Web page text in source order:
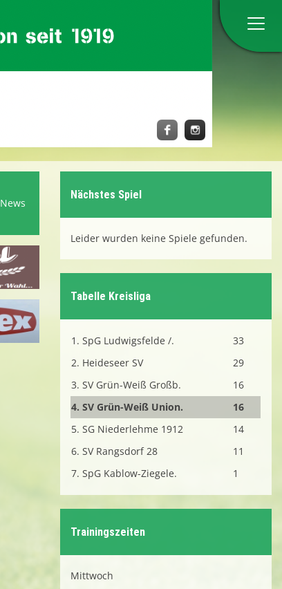
Home
Verein
Jugend
Verbände
Fan- und Trainingskleidung - Shop
News
Nächstes Spiel
Leider wurden keine Spiele gefunden.
Tabelle Kreisliga
1. SpG Ludwigsfelde /.
33
2. Heideseer SV
29
3. SV Grün-Weiß Großb.
16
4. SV Grün-Weiß Union.
16
5. SG Niederlehme 1912
14
6. SV Rangsdorf 28
11
7. SpG Kablow-Ziegele.
1
Trainingszeiten
Mittwoch